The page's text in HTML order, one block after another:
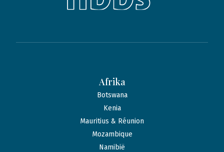
Afrika
Botswana
Kenia
Mauritius & Réunion
Mozambique
Namibië